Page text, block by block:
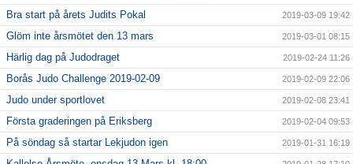
Bra start på årets Judits Pokal 2019-03-09 19:42
Glöm inte årsmötet den 13 mars 2019-03-01 08:15
Härlig dag på Judodraget 2019-02-24 11:26
Borås Judo Challenge 2019-02-09 2019-02-09 22:06
Judo under sportlovet 2019-02-08 23:41
Första graderingen på Eriksberg 2019-02-04 09:53
På söndag så startar Lekjudon igen 2019-01-31 16:19